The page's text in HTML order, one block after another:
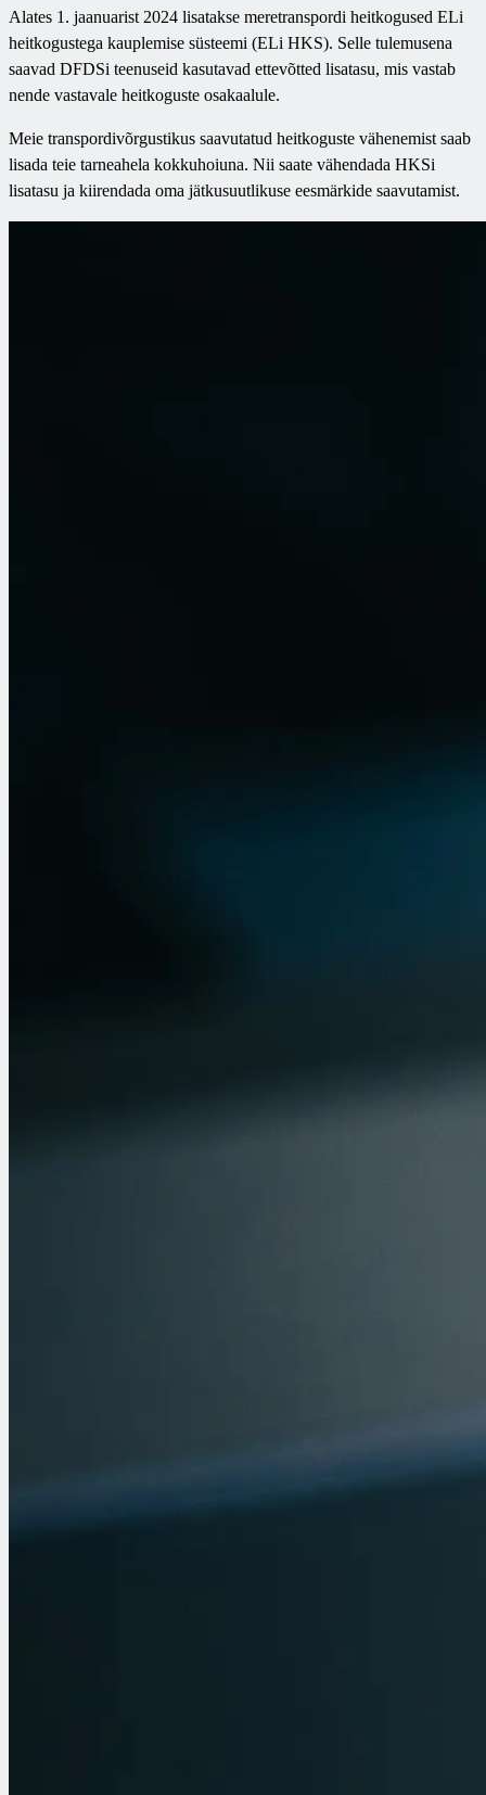
Alates 1. jaanuarist 2024 lisatakse meretranspordi heitkogused ELi
heitkogustega kauplemise süsteemi (ELi HKS). Selle tulemusena
saavad DFDSi teenuseid kasutavad ettevõtted lisatasu, mis vastab
nende vastavale heitkoguste osakaalule.
Meie transpordivõrgustikus saavutatud heitkoguste vähenemist saab
lisada teie tarneahela kokkuhoiuna. Nii saate vähendada HKSi
lisatasu ja kiirendada oma jätkusuutlikuse eesmärkide saavutamist.